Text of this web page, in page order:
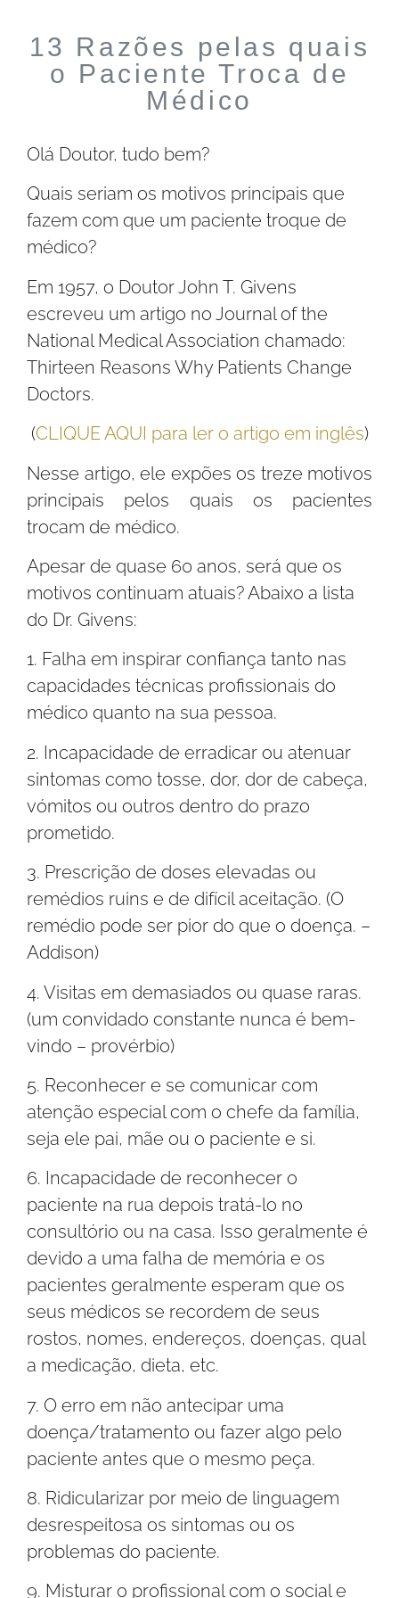
13 Razões pelas quais
o Paciente Troca de
Médico
Olá Doutor, tudo bem?
Quais seriam os motivos principais que
fazem com que um paciente troque de
médico?
Em 1957, o Doutor John T. Givens
escreveu um artigo no Journal of the
National Medical Association chamado:
Thirteen Reasons Why Patients Change
Doctors.
(CLIQUE AQUI para ler o artigo em inglês)
Nesse artigo, ele expões os treze motivos
principais pelos quais os pacientes
trocam de médico.
Apesar de quase 60 anos, será que os
motivos continuam atuais? Abaixo a lista
do Dr. Givens:
1. Falha em inspirar confiança tanto nas
capacidades técnicas profissionais do
médico quanto na sua pessoa.
2. Incapacidade de erradicar ou atenuar
sintomas como tosse, dor, dor de cabeça,
vómitos ou outros dentro do prazo
prometido.
3. Prescrição de doses elevadas ou
remédios ruins e de difícil aceitação. (O
remédio pode ser pior do que o doença. –
Addison)
4. Visitas em demasiados ou quase raras.
(um convidado constante nunca é bem-
vindo – provérbio)
5. Reconhecer e se comunicar com
atenção especial com o chefe da família,
seja ele pai, mãe ou o paciente e si.
6. Incapacidade de reconhecer o
paciente na rua depois tratá-lo no
consultório ou na casa. Isso geralmente é
devido a uma falha de memória e os
pacientes geralmente esperam que os
seus médicos se recordem de seus
rostos, nomes, endereços, doenças, qual
a medicação, dieta, etc.
7. O erro em não antecipar uma
doença/tratamento ou fazer algo pelo
paciente antes que o mesmo peça.
8. Ridicularizar por meio de linguagem
desrespeitosa os sintomas ou os
problemas do paciente.
9. Misturar o profissional com o social e